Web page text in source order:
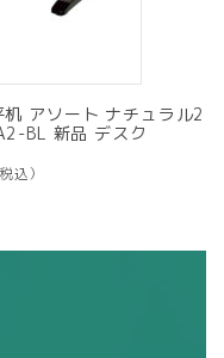
アソート ナチュラル2
BL 新品 デスク
込）